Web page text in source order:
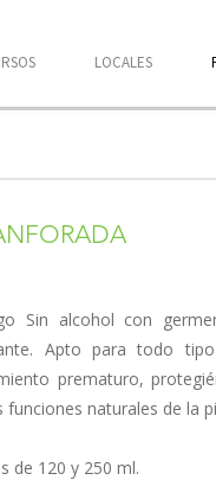
LOCALES
Sin alcohol con
Apto para todo
prematuro,
funciones naturales de la
de 120 y 250 ml.